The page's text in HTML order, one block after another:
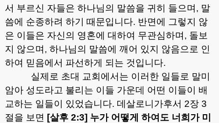
서 부르신 자들은 하나님의 말씀을 귀히 들으며 , 말
씀에 순종하려 하기 때문입니다. 반면에 그렇지 않
은 이들은 자신의 영혼에 대하여 무관심하며 , 돌보
지 않으며 , 하나님의 말씀에 깨어 있지 않음으로 인
하여 믿음에서 파선하게 되는 것입니다.
실제로 초대 교회에서는 이러한 일들로 말미
암아 성도라고 불리는 이들 가운데 어떤 이들이 배
교하는 일들이 있었습니다. 데살로니가후서 2장 3
절을 보면 [살후 2:3] 누가 어떻게 하여도 너희가 미